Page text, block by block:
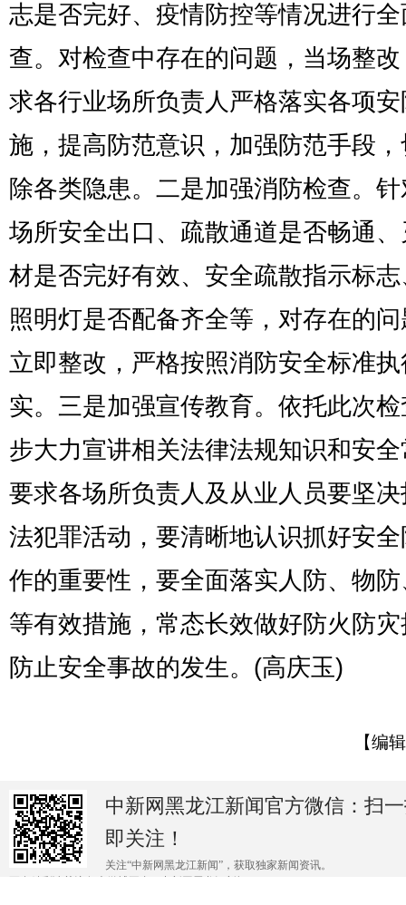
志是否完好、疫情防控等情况进行
查。对检查中存在的问题，当场整
求各行业场所负责人严格落实各项
施，提高防范意识，加强防范手段
除各类隐患。二是加强消防检查。
场所安全出口、疏散通道是否畅通
材是否完好有效、安全疏散指示标
照明灯是否配备齐全等，对存在的
立即整改，严格按照消防安全标准
实。三是加强宣传教育。依托此次
步大力宣讲相关法律法规知识和安
要求各场所负责人及从业人员要坚
法犯罪活动，要清晰地认识抓好安
作的重要性，要全面落实人防、物
等有效措施，常态长效做好防火防
防止安全事故的发生。(高庆玉)
【编
中新网黑龙江新闻官方微信：扫
即关注！
关注“中新网黑龙江新闻”，获取独家新闻资讯。